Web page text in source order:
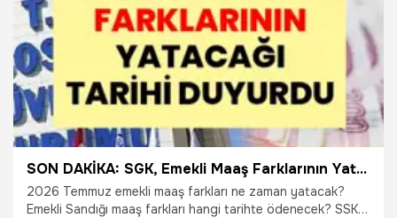
23.07.2026 Ekonomi
SON DAKİKA: SGK, Emekli Maaş Farklarının Yatacağı Tarihi Duyurdu: 2026 Temmuz Emekli Maaş Farkları Ne Zaman Yatacak? SSK, Bağ-Kur, Emekli Sandığı Maaş Farkları Hangi Gün Yatacak? Malul, Vazife Malulü, Dul ve Yetim Aylığı Farkları Ne Zaman Yatacak?
2026 Temmuz emekli maaş farkları ne zaman yatacak?
Emekli Sandığı maaş farkları hangi tarihte ödenecek? SSK